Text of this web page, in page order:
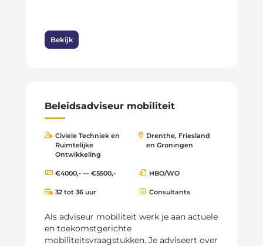
Bekijk
Beleidsadviseur mobiliteit
Civiele Techniek en
Ruimtelijke
Ontwikkeling
Drenthe, Friesland
en Groningen
€4000,- — €5500,- HBO/WO
32 tot 36 uur Consultants
Als adviseur mobiliteit werk je aan actuele
en toekomstgerichte
mobiliteitsvraagstukken. Je adviseert over